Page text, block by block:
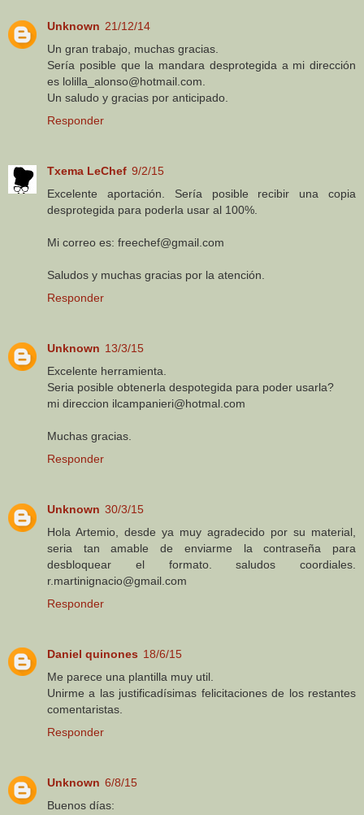
Unknown 21/12/14
Un gran trabajo, muchas gracias.
Sería posible que la mandara desprotegida a mi dirección
es lolilla_alonso@hotmail.com.
Un saludo y gracias por anticipado.
Responder
Txema LeChef 9/2/15
Excelente aportación. Sería posible recibir una copia
desprotegida para poderla usar al 100%.
Mi correo es: freechef@gmail.com
Saludos y muchas gracias por la atención.
Responder
Unknown 13/3/15
Excelente herramienta.
Seria posible obtenerla despotegida para poder usarla?
mi direccion ilcampanieri@hotmal.com
Muchas gracias.
Responder
Unknown 30/3/15
Hola Artemio, desde ya muy agradecido por su material,
seria tan amable de enviarme la contraseña para
desbloquear el formato. saludos coordiales.
r.martinignacio@gmail.com
Responder
Daniel quinones 18/6/15
Me parece una plantilla muy util.
Unirme a las justificadísimas felicitaciones de los restantes
comentaristas.
Responder
Unknown 6/8/15
Buenos días: